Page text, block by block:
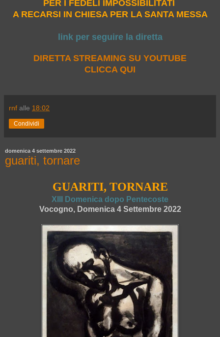
PER I FEDELI IMPOSSIBILITATI
A RECARSI IN CHIESA PER LA SANTA MESSA
link per seguire la diretta
DIRETTA STREAMING SU YOUTUBE
CLICCA QUI
rnf alle 18:02
Condividi
domenica 4 settembre 2022
guariti, tornare
GUARITI, TORNARE
XIII Domenica dopo Pentecoste
Vocogno, Domenica 4 Settembre 2022